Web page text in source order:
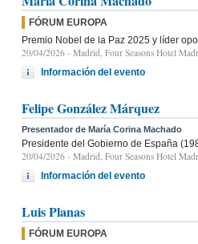
FÓRUM EUROPA
Premio Nobel de la Paz 2025 y líder
20/04/2026 - Madrid, Four Seasons Hotel
Información del evento
Felipe González Márquez
Presentador de María Corina Machado
Presidente del Gobierno de España
20/04/2026 - Madrid, Four Seasons Hotel
Información del evento
Luis Planas
FÓRUM EUROPA